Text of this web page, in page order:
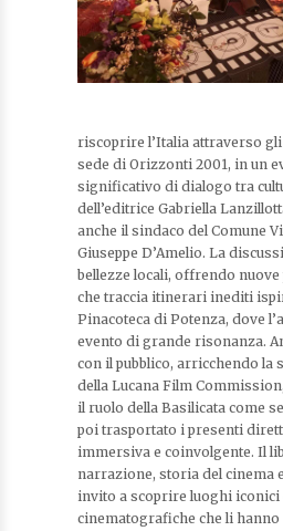
riscoprire l’Italia attraverso
sede di Orizzonti 2001, in un
significativo di dialogo tra
dell’editrice Gabriella
anche il sindaco del Comune
Giuseppe D’Amelio. La
bellezze locali, offrendo
che traccia itinerari inediti
Pinacoteca di Potenza, dove
evento di grande risonanza.
con il pubblico, arricchendo la
della Lucana Film
il ruolo della Basilicata come
poi trasportato i presenti
immersiva e coinvolgente. Il
narrazione, storia del cinema
invito a scoprire luoghi iconici
cinematografiche che li